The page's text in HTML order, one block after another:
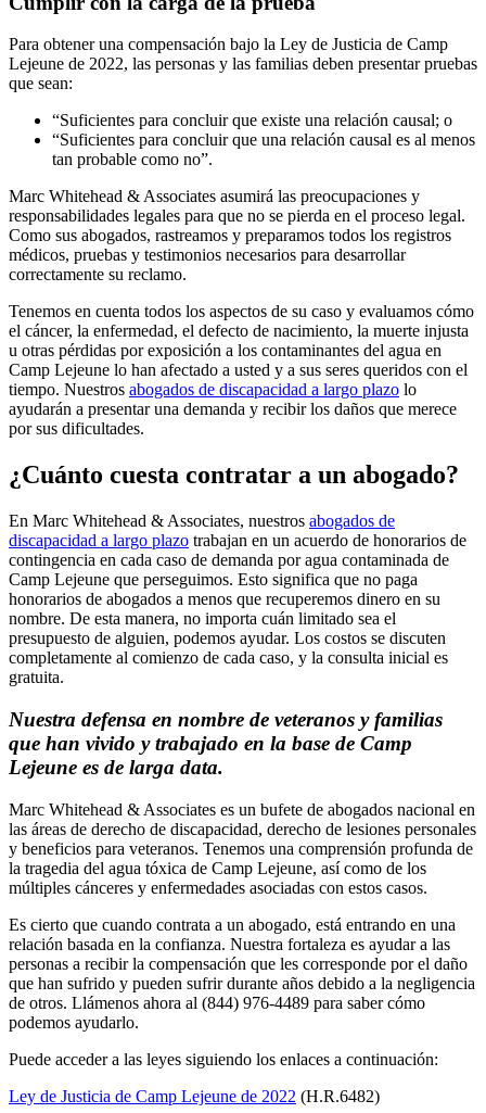
Para obtener una compensación bajo la Ley de Justicia de Camp
Lejeune de 2022, las personas y las familias deben presentar pruebas
que sean:
“Suficientes para concluir que existe una relación causal; o
“Suficientes para concluir que una relación causal es al menos
tan probable como no”.
Marc Whitehead & Associates asumirá las preocupaciones y
responsabilidades legales para que no se pierda en el proceso legal.
Como sus abogados, rastreamos y preparamos todos los registros
médicos, pruebas y testimonios necesarios para desarrollar
correctamente su reclamo.
Tenemos en cuenta todos los aspectos de su caso y evaluamos cómo
el cáncer, la enfermedad, el defecto de nacimiento, la muerte injusta
u otras pérdidas por exposición a los contaminantes del agua en
Camp Lejeune lo han afectado a usted y a sus seres queridos con el
tiempo. Nuestros abogados de discapacidad a largo plazo lo
ayudarán a presentar una demanda y recibir los daños que merece
por sus dificultades.
¿Cuánto cuesta contratar a un abogado?
En Marc Whitehead & Associates, nuestros abogados de
discapacidad a largo plazo trabajan en un acuerdo de honorarios de
contingencia en cada caso de demanda por agua contaminada de
Camp Lejeune que perseguimos. Esto significa que no paga
honorarios de abogados a menos que recuperemos dinero en su
nombre. De esta manera, no importa cuán limitado sea el
presupuesto de alguien, podemos ayudar. Los costos se discuten
completamente al comienzo de cada caso, y la consulta inicial es
gratuita.
Nuestra defensa en nombre de veteranos y familias
que han vivido y trabajado en la base de Camp
Lejeune es de larga data.
Marc Whitehead & Associates es un bufete de abogados nacional en
las áreas de derecho de discapacidad, derecho de lesiones personales
y beneficios para veteranos. Tenemos una comprensión profunda de
la tragedia del agua tóxica de Camp Lejeune, así como de los
múltiples cánceres y enfermedades asociadas con estos casos.
Es cierto que cuando contrata a un abogado, está entrando en una
relación basada en la confianza. Nuestra fortaleza es ayudar a las
personas a recibir la compensación que les corresponde por el daño
que han sufrido y pueden sufrir durante años debido a la negligencia
de otros. Llámenos ahora al (844) 976-4489 para saber cómo
podemos ayudarlo.
Puede acceder a las leyes siguiendo los enlaces a continuación:
Ley de Justicia de Camp Lejeune de 2022 (H.R.6482)